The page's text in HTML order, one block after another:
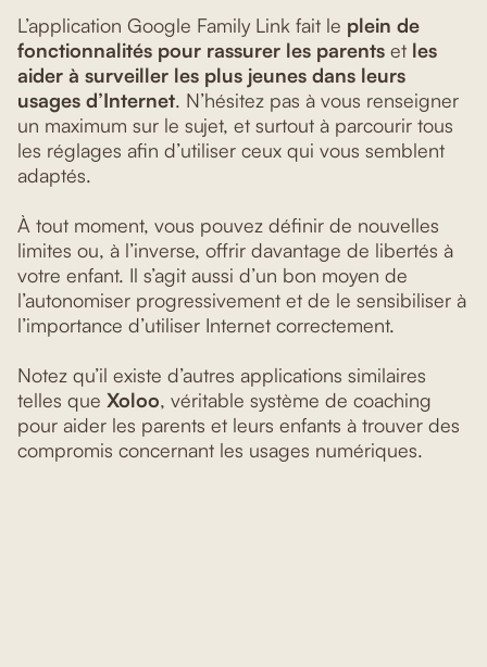
L’application Google Family Link fait le plein de
fonctionnalités pour rassurer les parents et les
aider à surveiller les plus jeunes dans leurs
usages d’Internet. N’hésitez pas à vous renseigner
un maximum sur le sujet, et surtout à parcourir tous
les réglages afin d’utiliser ceux qui vous semblent
adaptés.
À tout moment, vous pouvez définir de nouvelles
limites ou, à l’inverse, offrir davantage de libertés à
votre enfant. Il s’agit aussi d’un bon moyen de
l’autonomiser progressivement et de le sensibiliser à
l’importance d’utiliser Internet correctement.
Notez qu’il existe d’autres applications similaires
telles que Xoloo, véritable système de coaching
pour aider les parents et leurs enfants à trouver des
compromis concernant les usages numériques.